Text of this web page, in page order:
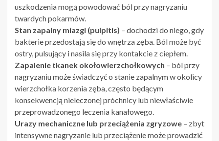
uszkodzenia mogą powodować ból przy nagryzaniu
twardych pokarmów.
Stan zapalny miazgi (pulpitis) – dochodzi do niego, gdy
bakterie przedostają się do wnętrza zęba. Ból może być
ostry, pulsujący i nasila się przy kontakcie z ciepłem.
Zapalenie tkanek okołowierzchołkowych – ból przy
nagryzaniu może świadczyć o stanie zapalnym w okolicy
wierzchołka korzenia zęba, często będącym
konsekwencją nieleczonej próchnicy lub niewłaściwie
przeprowadzonego leczenia kanałowego.
Urazy mechaniczne lub przeciążenia zgryzowe – zbyt
intensywne nagryzanie lub przeciążenie może prowadzić